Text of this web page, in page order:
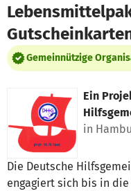
Gemeinnützige
Ein
in
Die Deutsche
engagiert sich bis in